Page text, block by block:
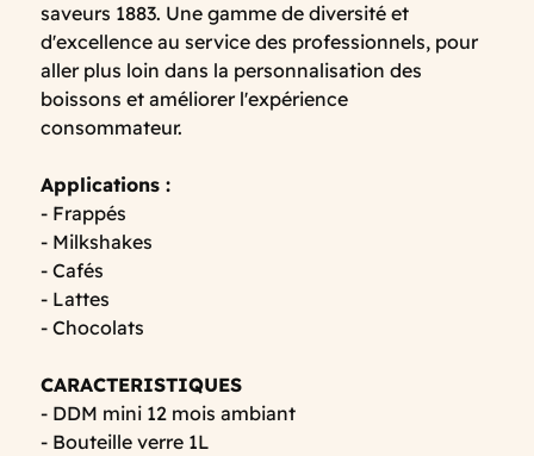
saveurs 1883. Une gamme de diversité et
d'excellence au service des professionnels, pour
aller plus loin dans la personnalisation des
boissons et améliorer l'expérience
consommateur.
Applications :
- Frappés
- Milkshakes
- Cafés
- Lattes
- Chocolats
CARACTERISTIQUES
- DDM mini 12 mois ambiant
- Bouteille verre 1L